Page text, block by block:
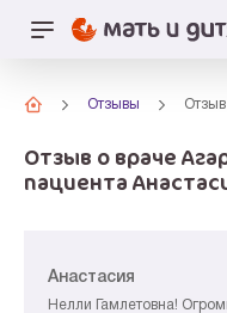
Отзывы
Отзыв о враче
пациента
Анастасия
Нелли Гамлетовна!